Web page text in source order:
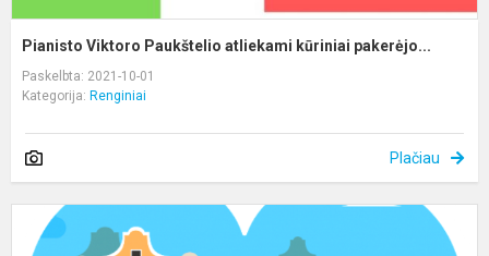
Pianisto Viktoro Paukštelio atliekami kūriniai pakerėjo...
Paskelbta: 2021-10-01
Kategorija: Renginiai
Plačiau